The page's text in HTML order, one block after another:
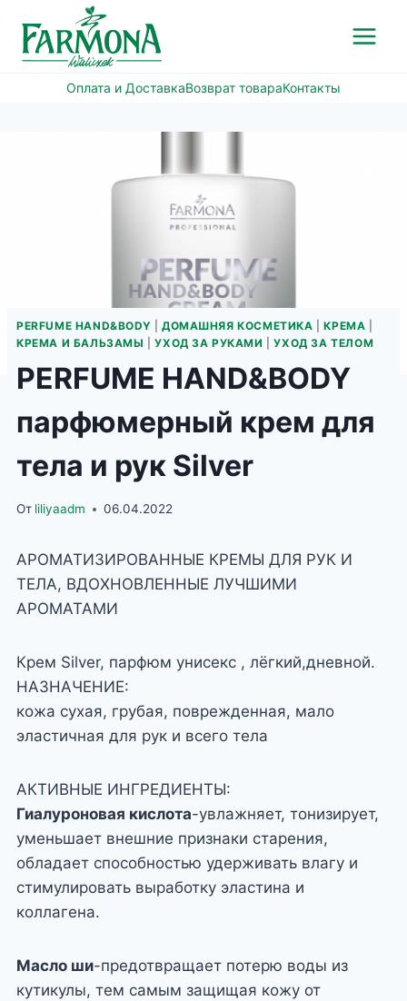
содержимому
Оплата и ДоставкаВозврат товараКонтакты
PERFUME HAND&BODY ДОМАШНЯЯ КОСМЕТИКА |КРЕМА
КРЕМА И БАЛЬЗАМЫ
|УХОД ЗА РУКАМИ |УХОД ЗА ТЕЛОМ
PERFUME HAND&BODY
парфюмерный крем для
тела и рук Silver
От liliyaadm 06.04.2022
АРОМАТИЗИРОВАННЫЕ КРЕМЫ ДЛЯ РУК И
ТЕЛА, ВДОХНОВЛЕННЫЕ ЛУЧШИМИ
АРОМАТАМИ
Крем Silver, парфюм унисекс , лёгкий,дневной.
НАЗНАЧЕНИЕ:
кожа сухая, грубая, поврежденная, мало
эластичная для рук и всего тела
АКТИВНЫЕ ИНГРЕДИЕНТЫ:
Гиалуроновая кислота-увлажняет, тонизирует,
уменьшает внешние признаки старения,
обладает способностью удерживать влагу и
стимулировать выработку эластина и
коллагена.
Масло ши-предотвращает потерю воды из
кутикулы, тем самым защищая кожу от